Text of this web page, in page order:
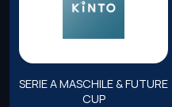
SERIE A MASCHILE & FUTURE
CUP